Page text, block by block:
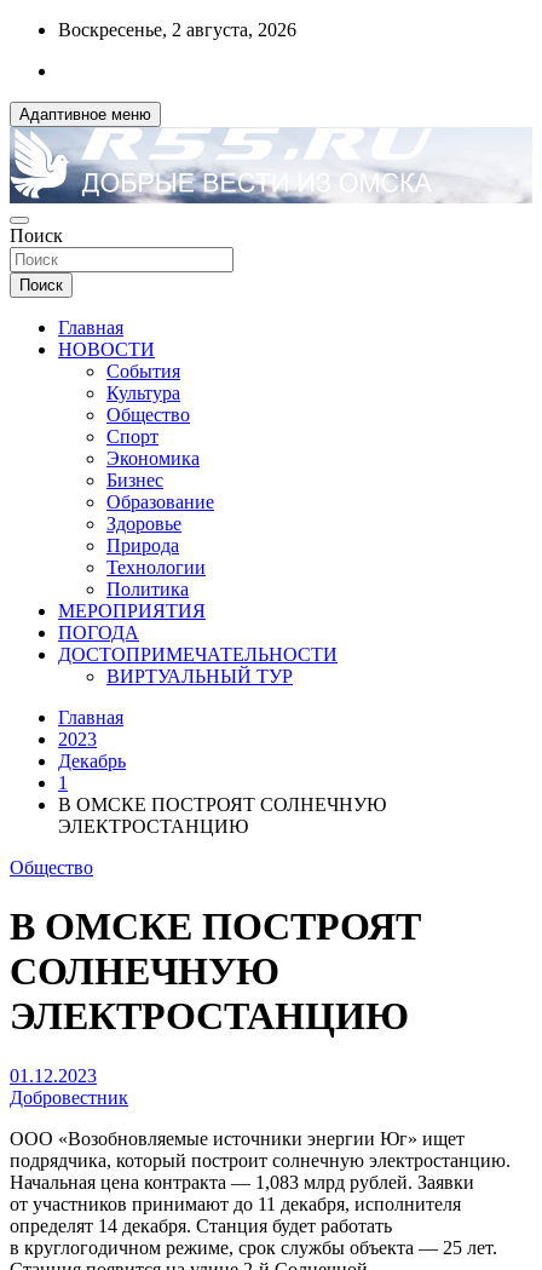
Перейти
содержимому
Воскресенье, 2 августа, 2026
Адаптивное меню
R55.RU
ДОБРЫЕ ВЕСТИ ИЗ ОМСКА
Поиск
Поиск
Главная
НОВОСТИ
События
Культура
Общество
Спорт
Экономика
Бизнес
Образование
Здоровье
Природа
Технологии
Политика
МЕРОПРИЯТИЯ
ПОГОДА
ДОСТОПРИМЕЧАТЕЛЬНОСТИ
ВИРТУАЛЬНЫЙ ТУР
Главная
2023
Декабрь
1
В ОМСКЕ ПОСТРОЯТ СОЛНЕЧНУЮ
ЭЛЕКТРОСТАНЦИЮ
Общество
В ОМСКЕ ПОСТРОЯТ
СОЛНЕЧНУЮ
ЭЛЕКТРОСТАНЦИЮ
01.12.2023
Добровестник
ООО «Возобновляемые источники энергии Юг» ищет
подрядчика, который построит солнечную электростанцию.
Начальная цена контракта — 1,083 млрд рублей. Заявки
от участников принимают до 11 декабря, исполнителя
определят 14 декабря. Станция будет работать
в круглогодичном режиме, срок службы объекта — 25 лет.